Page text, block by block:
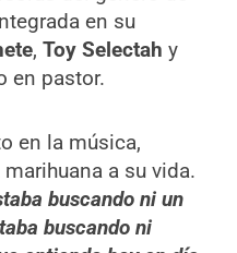
en su
,Toy Selectah y
en pastor.
en la música,
a su vida.
buscando ni un
buscando ni